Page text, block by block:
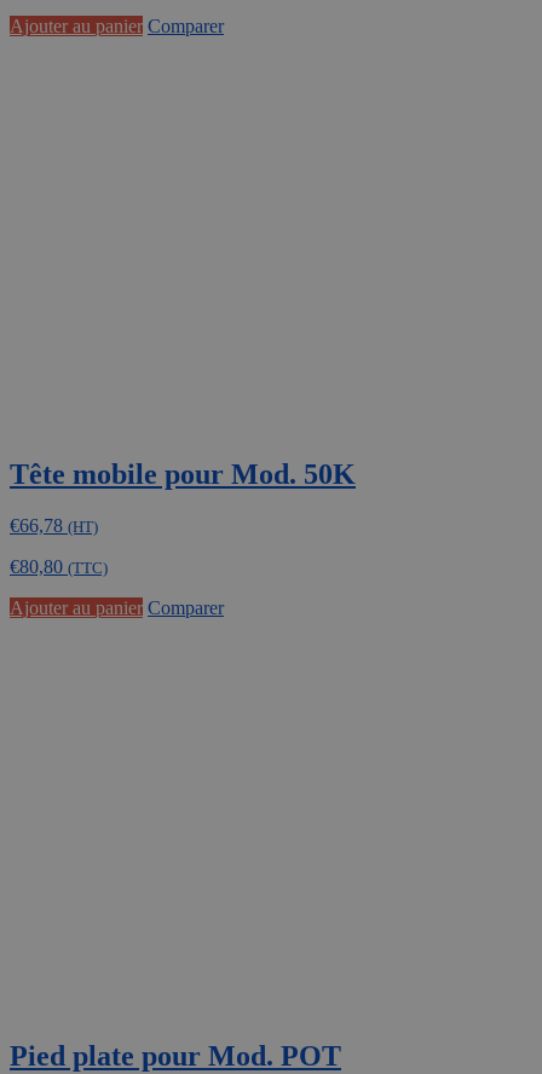
Ajouter au panier Comparer
Tête mobile pour Mod. 50K
€66,78 (HT)
€80,80 (TTC)
Ajouter au panier Comparer
Pied plate pour Mod. POT